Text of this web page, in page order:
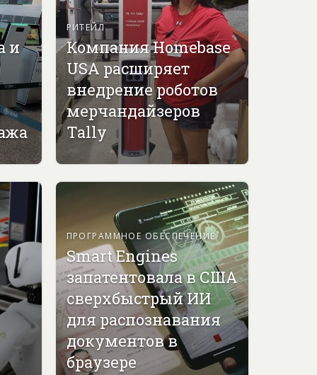
и
РИТЕЙЛ
Компания Homebase
USA расширяет
внедрение роботов
мерчандайзеров
Tally
ПРОГРАММНОЕ ОБЕСПЕЧЕНИЕ
Smart Engines
запатентовала в США
сверхбыстрый ИИ
для распознавания
документов в
браузере